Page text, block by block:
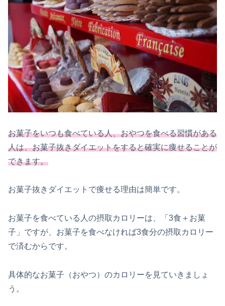
お菓子をいつも食べている人、おやつを食べる習慣がある
人は、お菓子抜きダイエットをすると確実に痩せることが
できます。
お菓子抜きダイエットで痩せる理由は簡単です。
お菓子を食べている人の摂取カロリーは、「3食＋お菓
子」ですが、お菓子を食べなければ3食分の摂取カロリー
で済むからです。
具体的なお菓子（おやつ）のカロリーを見ていきましょ
う。